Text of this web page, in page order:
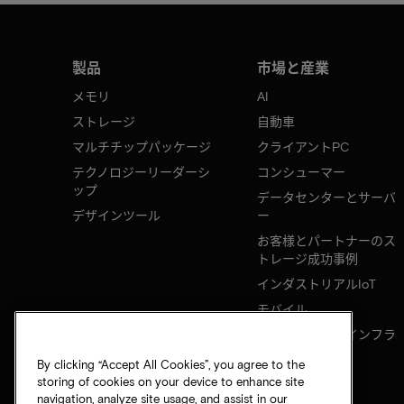
製品
メモリ
ストレージ
マルチチップパッケージ
テクノロジーリーダーシ
ップ
デザインツール
市場と産業
AI
自動車
クライアントPC
コンシューマー
データセンターとサーバ
ー
お客様とパートナーのス
トレージ成功事例
インダストリアルIoT
モバイル
ネットワークのインフラ
By clicking “Accept All Cookies”, you agree to the
storing of cookies on your device to enhance site
navigation, analyze site usage, and assist in our